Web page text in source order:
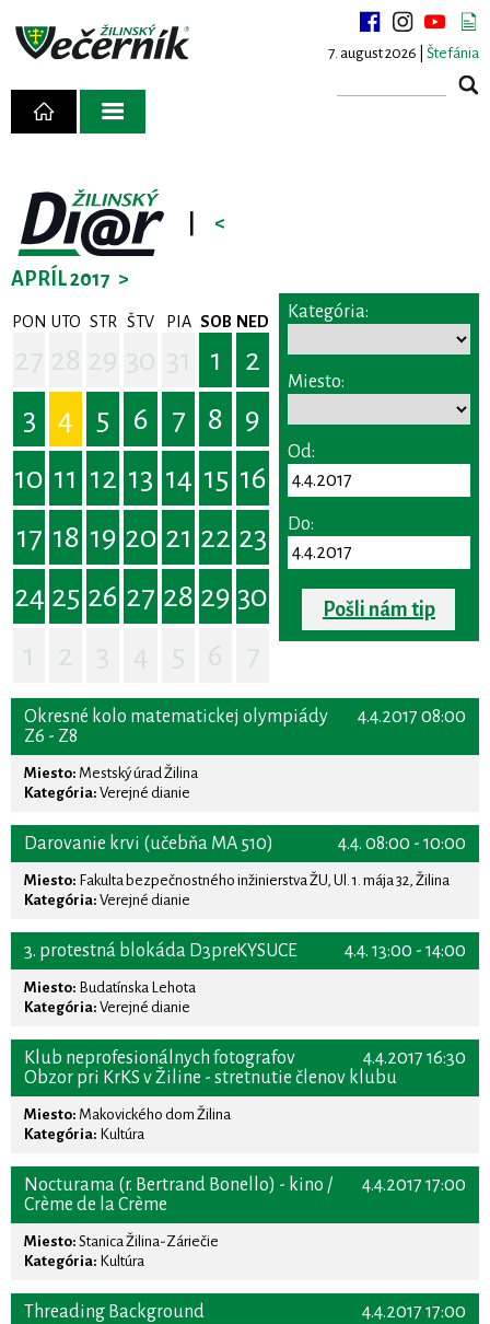
7. august 2026 | Štefánia
<
APRÍL 2017 >
PON UTO STR ŠTV PIA SOB NED
1
2
3
4 5 6 7 8
9
10 11 12 13 14 15 16
17 18 19 20 21 22 23
24 25 26 27 28 29 30
Kategória:
Miesto:
Od:
Do:
Pošli nám tip
4.4.2017 08:00
Okresné kolo matematickej olympiády
Z6 - Z8
Miesto: Mestský úrad Žilina
Kategória: Verejné dianie
4.4. 08:00 - 10:00
Darovanie krvi (učebňa MA 510)
Miesto: Fakulta bezpečnostného inžinierstva ŽU, Ul. 1. mája 32, Žilina
Kategória: Verejné dianie
4.4. 13:00 - 14:00
3. protestná blokáda D3preKYSUCE
Miesto: Budatínska Lehota
Kategória: Verejné dianie
4.4.2017 16:30
Klub neprofesionálnych fotografov
Obzor pri KrKS v Žiline - stretnutie členov klubu
Miesto: Makovického dom Žilina
Kategória: Kultúra
4.4.2017 17:00
Nocturama (r. Bertrand Bonello) - kino /
Crème de la Crème
Miesto: Stanica Žilina-Záriečie
Kategória: Kultúra
4.4.2017 17:00
Threading Background